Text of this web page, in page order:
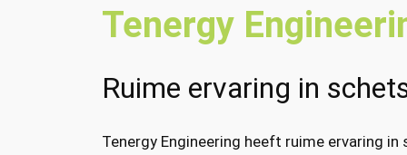
Tenergy
Ruime ervaring in
Tenergy Engineering heeft ruime ervaring